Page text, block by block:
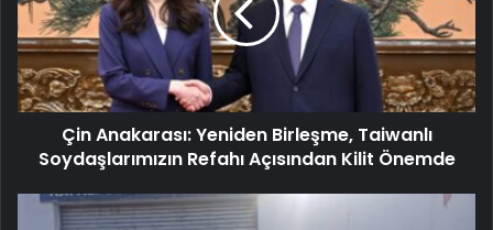
Çin Anakarası: Yeniden Birleşme, Taiwanlı
Soydaşlarımızın Refahı Açısından Kilit Önemde